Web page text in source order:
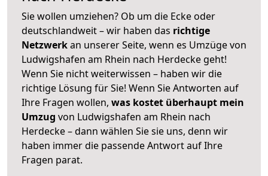
Sie wollen umziehen? Ob um die Ecke oder
deutschlandweit – wir haben das richtige
Netzwerkan unserer Seite, wenn es Umzüge von
Ludwigshafen am Rhein nach Herdecke geht!
Wenn Sie nicht weiterwissen – haben wir die
richtige Lösung für Sie! Wenn Sie Antworten auf
Ihre Fragen wollen, was kostet überhaupt mein
Umzug von Ludwigshafen am Rhein nach
Herdecke – dann wählen Sie sie uns, denn wir
haben immer die passende Antwort auf Ihre
Fragen parat.